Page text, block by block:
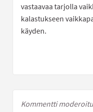
vastaavaa tarjolla
kalastukseen
käyden.
Kommentti